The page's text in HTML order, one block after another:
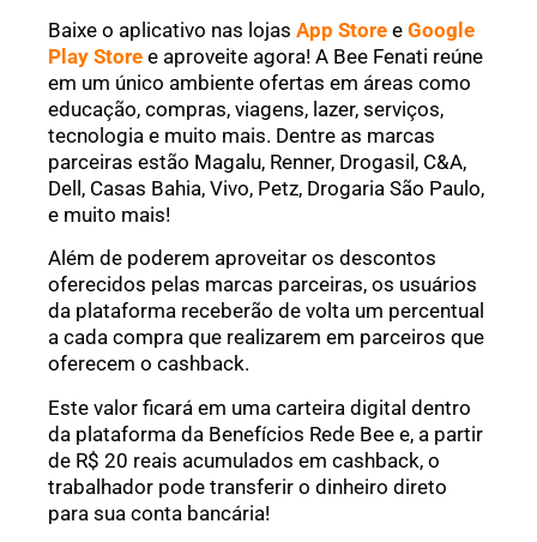
Baixe o aplicativo nas lojas App Store e Google
Play Store e aproveite agora! A Bee Fenati reúne
em um único ambiente ofertas em áreas como
educação, compras, viagens, lazer, serviços,
tecnologia e muito mais. Dentre as marcas
parceiras estão Magalu, Renner, Drogasil, C&A,
Dell, Casas Bahia, Vivo, Petz, Drogaria São Paulo,
e muito mais!
Além de poderem aproveitar os descontos
oferecidos pelas marcas parceiras, os usuários
da plataforma receberão de volta um percentual
a cada compra que realizarem em parceiros que
oferecem o cashback.
Este valor ficará em uma carteira digital dentro
da plataforma da Benefícios Rede Bee e, a partir
de R$ 20 reais acumulados em cashback, o
trabalhador pode transferir o dinheiro direto
para sua conta bancária!